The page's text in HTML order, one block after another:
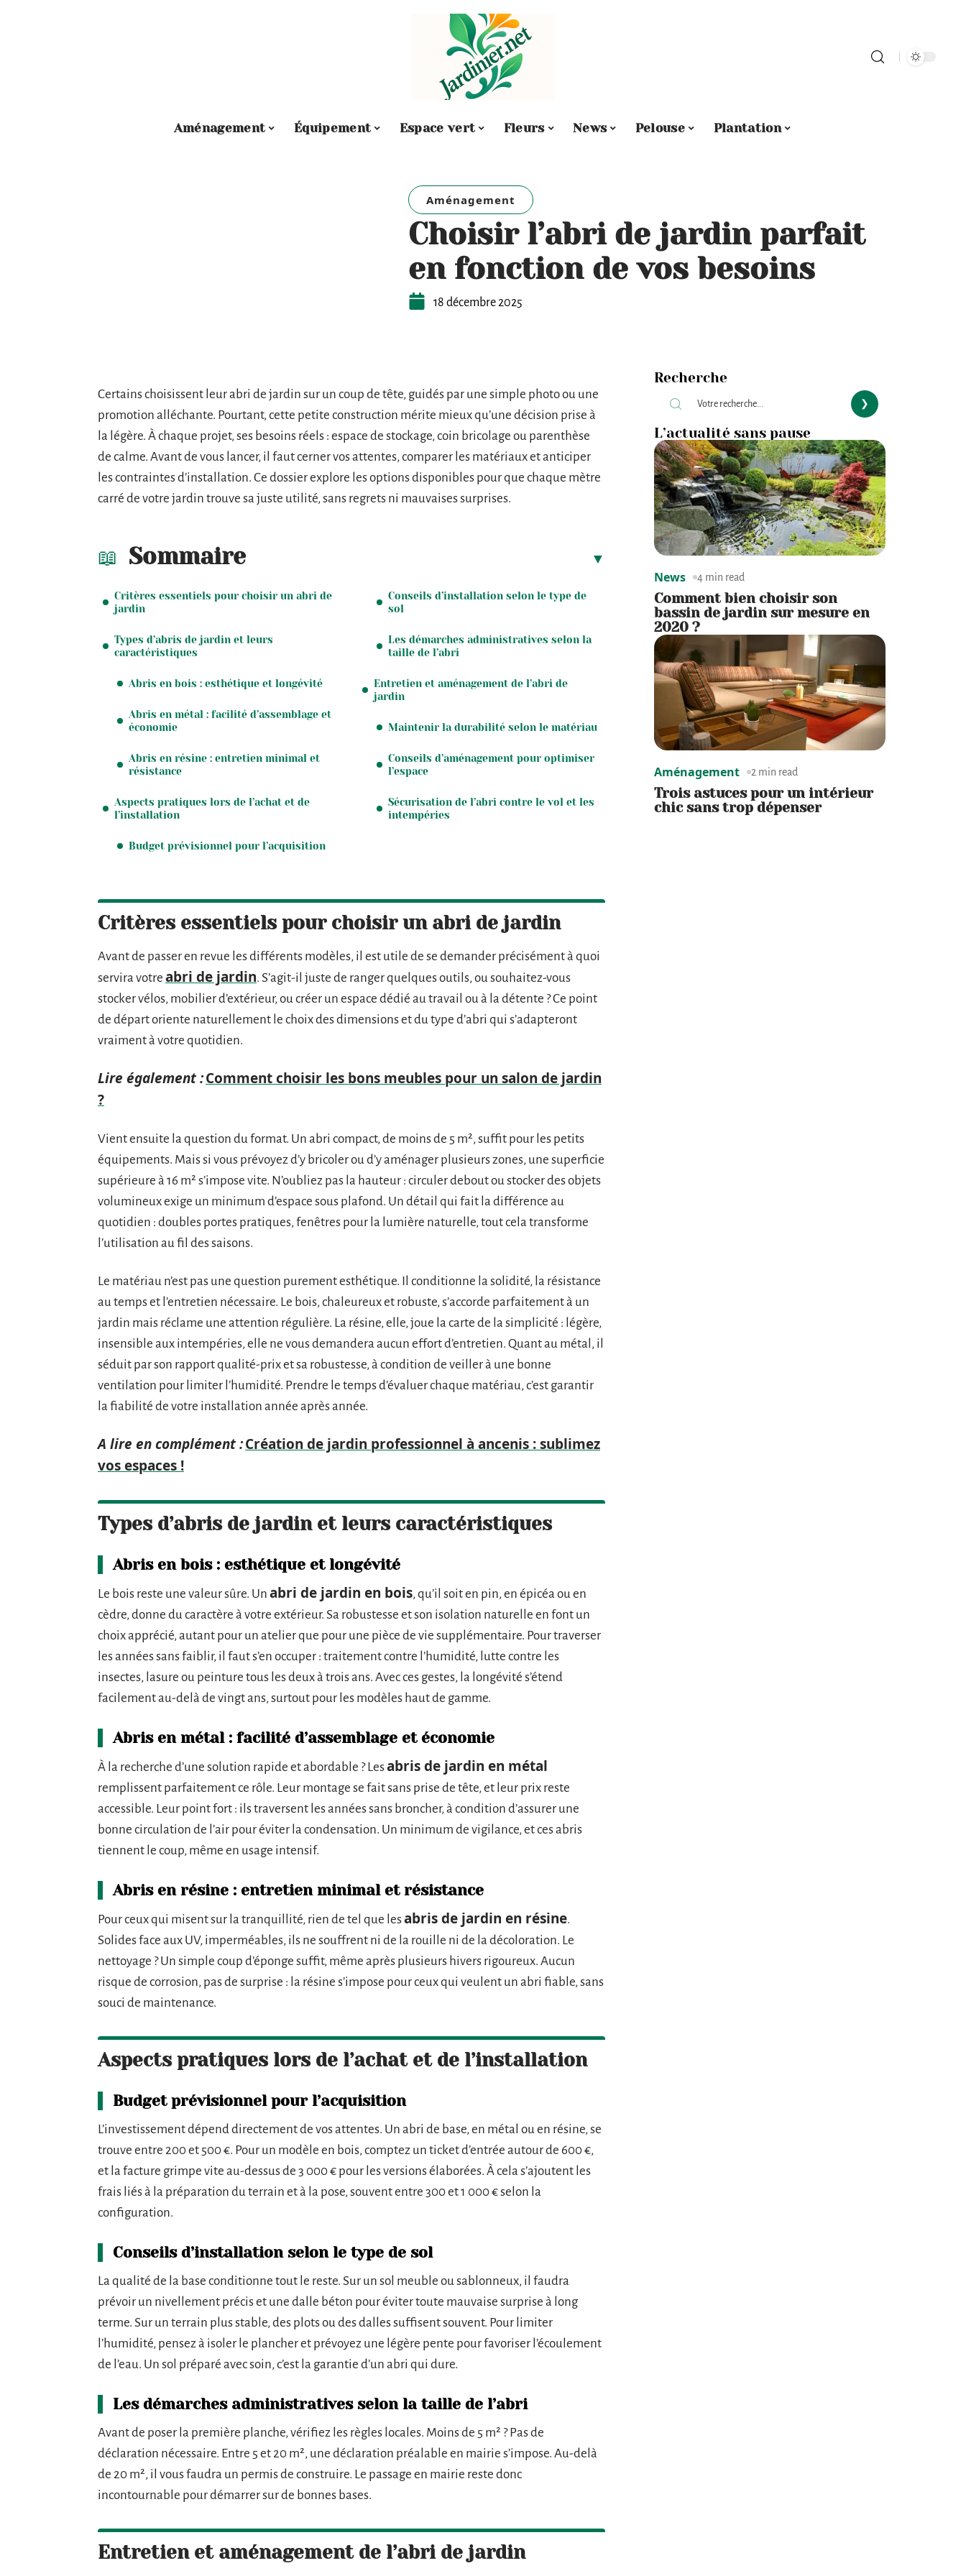
Aménagement Équipement Espace vert Fleurs News Pelouse Plantation
Aménagement
Choisir l’abri de jardin parfait
en fonction de vos besoins
18 décembre 2025
Certains choisissent leur abri de jardin sur un coup de tête, guidés par une simple photo ou une
promotion alléchante. Pourtant, cette petite construction mérite mieux qu’une décision prise à
la légère. À chaque projet, ses besoins réels : espace de stockage, coin bricolage ou parenthèse
de calme. Avant de vous lancer, il faut cerner vos attentes, comparer les matériaux et anticiper
les contraintes d’installation. Ce dossier explore les options disponibles pour que chaque mètre
carré de votre jardin trouve sa juste utilité, sans regrets ni mauvaises surprises.
Sommaire
Critères essentiels pour choisir un abri de
jardin
Types d’abris de jardin et leurs
caractéristiques
Abris en bois : esthétique et longévité
Abris en métal : facilité d’assemblage et
économie
Abris en résine : entretien minimal et
résistance
Aspects pratiques lors de l’achat et de
l’installation
Budget prévisionnel pour l’acquisition
Conseils d’installation selon le type de
sol
Les démarches administratives selon la
taille de l’abri
Entretien et aménagement de l’abri de
jardin
Maintenir la durabilité selon le matériau
Conseils d’aménagement pour optimiser
l’espace
Sécurisation de l’abri contre le vol et les
intempéries
Critères essentiels pour choisir un abri de jardin
Avant de passer en revue les différents modèles, il est utile de se demander précisément à quoi
servira votre abri de jardin. S’agit-il juste de ranger quelques outils, ou souhaitez-vous
stocker vélos, mobilier d’extérieur, ou créer un espace dédié au travail ou à la détente ? Ce point
de départ oriente naturellement le choix des dimensions et du type d’abri qui s’adapteront
vraiment à votre quotidien.
Lire également :Comment choisir les bons meubles pour un salon de jardin
?
Vient ensuite la question du format. Un abri compact, de moins de 5 m², suffit pour les petits
équipements. Mais si vous prévoyez d’y bricoler ou d’y aménager plusieurs zones, une superficie
supérieure à 16 m² s’impose vite. N’oubliez pas la hauteur : circuler debout ou stocker des objets
volumineux exige un minimum d’espace sous plafond. Un détail qui fait la différence au
quotidien : doubles portes pratiques, fenêtres pour la lumière naturelle, tout cela transforme
l’utilisation au fil des saisons.
Le matériau n’est pas une question purement esthétique. Il conditionne la solidité, la résistance
au temps et l’entretien nécessaire. Le bois, chaleureux et robuste, s’accorde parfaitement à un
jardin mais réclame une attention régulière. La résine, elle, joue la carte de la simplicité : légère,
insensible aux intempéries, elle ne vous demandera aucun effort d’entretien. Quant au métal, il
séduit par son rapport qualité-prix et sa robustesse, à condition de veiller à une bonne
ventilation pour limiter l’humidité. Prendre le temps d’évaluer chaque matériau, c’est garantir
la fiabilité de votre installation année après année.
A lire en complément :Création de jardin professionnel à ancenis : sublimez
vos espaces !
Types d’abris de jardin et leurs caractéristiques
Abris en bois : esthétique et longévité
Le bois reste une valeur sûre. Un abri de jardin en bois, qu’il soit en pin, en épicéa ou en
cèdre, donne du caractère à votre extérieur. Sa robustesse et son isolation naturelle en font un
choix apprécié, autant pour un atelier que pour une pièce de vie supplémentaire. Pour traverser
les années sans faiblir, il faut s’en occuper : traitement contre l’humidité, lutte contre les
insectes, lasure ou peinture tous les deux à trois ans. Avec ces gestes, la longévité s’étend
facilement au-delà de vingt ans, surtout pour les modèles haut de gamme.
Abris en métal : facilité d’assemblage et économie
À la recherche d’une solution rapide et abordable ? Lesabris de jardin en métal
remplissent parfaitement ce rôle. Leur montage se fait sans prise de tête, et leur prix reste
accessible. Leur point fort : ils traversent les années sans broncher, à condition d’assurer une
bonne circulation de l’air pour éviter la condensation. Un minimum de vigilance, et ces abris
tiennent le coup, même en usage intensif.
Abris en résine : entretien minimal et résistance
Pour ceux qui misent sur la tranquillité, rien de tel que lesabris de jardin en résine.
Solides face aux UV, imperméables, ils ne souffrent ni de la rouille ni de la décoloration. Le
nettoyage ? Un simple coup d’éponge suffit, même après plusieurs hivers rigoureux. Aucun
risque de corrosion, pas de surprise : la résine s’impose pour ceux qui veulent un abri fiable, sans
souci de maintenance.
Aspects pratiques lors de l’achat et de l’installation
Budget prévisionnel pour l’acquisition
L’investissement dépend directement de vos attentes. Un abri de base, en métal ou en résine, se
trouve entre 200 et 500 €. Pour un modèle en bois, comptez un ticket d’entrée autour de 600 €,
et la facture grimpe vite au-dessus de 3 000 € pour les versions élaborées. À cela s’ajoutent les
frais liés à la préparation du terrain et à la pose, souvent entre 300 et 1 000 € selon la
configuration.
Conseils d’installation selon le type de sol
La qualité de la base conditionne tout le reste. Sur un sol meuble ou sablonneux, il faudra
prévoir un nivellement précis et une dalle béton pour éviter toute mauvaise surprise à long
terme. Sur un terrain plus stable, des plots ou des dalles suffisent souvent. Pour limiter
l’humidité, pensez à isoler le plancher et prévoyez une légère pente pour favoriser l’écoulement
de l’eau. Un sol préparé avec soin, c’est la garantie d’un abri qui dure.
Les démarches administratives selon la taille de l’abri
Avant de poser la première planche, vérifiez les règles locales. Moins de 5 m² ? Pas de
déclaration nécessaire. Entre 5 et 20 m², une déclaration préalable en mairie s’impose. Au-delà
de 20 m², il vous faudra un permis de construire. Le passage en mairie reste donc
incontournable pour démarrer sur de bonnes bases.
Entretien et aménagement de l’abri de jardin
Recherche
L’actualité sans pause
News 4 min read
Comment bien choisir son
bassin de jardin sur mesure en
2020 ?
Aménagement 2 min read
Trois astuces pour un intérieur
chic sans trop dépenser